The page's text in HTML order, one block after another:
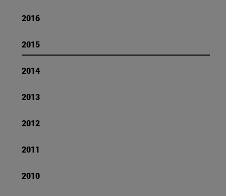
2016
2015
2014
2013
2012
2011
2010